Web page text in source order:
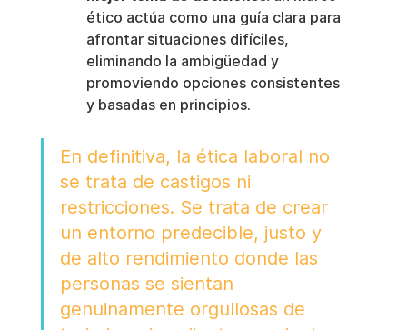
ético actúa como una guía clara para
afrontar situaciones difíciles,
eliminando la ambigüedad y
promoviendo opciones consistentes
y basadas en principios.
En definitiva, la ética laboral no
se trata de castigos ni
restricciones. Se trata de crear
un entorno predecible, justo y
de alto rendimiento donde las
personas se sientan
genuinamente orgullosas de